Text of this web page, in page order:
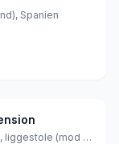
Spanien
afstand til stranden ca. 25 meter (sandstrand, liggestole (mod betaling) , parasol (mod betaling) ), Spanien